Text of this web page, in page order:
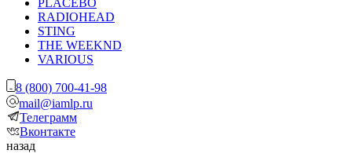
PLACEBO
RADIOHEAD
STING
THE WEEKND
VARIOUS
8 (800) 700-41-98
mail@iamlp.ru
Телеграмм
Вконтакте
назад